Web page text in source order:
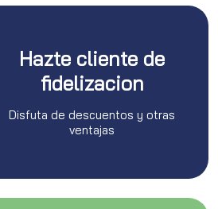
Hazte cliente de
fidelizacion
Disfuta de descuentos y otras
ventajas